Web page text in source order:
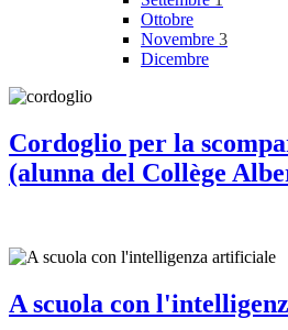
Ottobre
Novembre 3
Dicembre
Cordoglio per la
(alunna del Collège
A scuola con